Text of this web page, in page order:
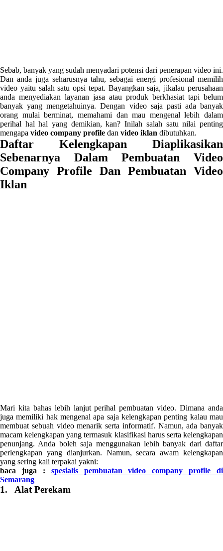
Sebab, banyak yang sudah menyadari potensi dari penerapan video ini.
Dan anda juga seharusnya tahu, sebagai energi profesional memilih
video yaitu salah satu opsi tepat. Bayangkan saja, jikalau perusahaan
anda menyediakan layanan jasa atau produk berkhasiat tapi belum
banyak yang mengetahuinya. Dengan video saja pasti ada banyak
orang mulai berminat, memahami dan mau mengenal lebih dalam
perihal hal hal yang demikian, kan? Inilah salah satu nilai penting
mengapa video company profile dan video iklan dibutuhkan.
Daftar Kelengkapan Diaplikasikan
Sebenarnya Dalam Pembuatan Video
Company Profile Dan Pembuatan Video
Iklan
Mari kita bahas lebih lanjut perihal pembuatan video. Dimana anda
juga memiliki hak mengenal apa saja kelengkapan penting kalau mau
membuat sebuah video menarik serta informatif. Namun, ada banyak
macam kelengkapan yang termasuk klasifikasi harus serta kelengkapan
penunjang. Anda boleh saja menggunakan lebih banyak dari daftar
perlengkapan yang dianjurkan. Namun, secara awam kelengkapan
yang sering kali terpakai yakni:
baca juga : spesialis pembuatan video company profile di
Semarang
1. Alat Perekam